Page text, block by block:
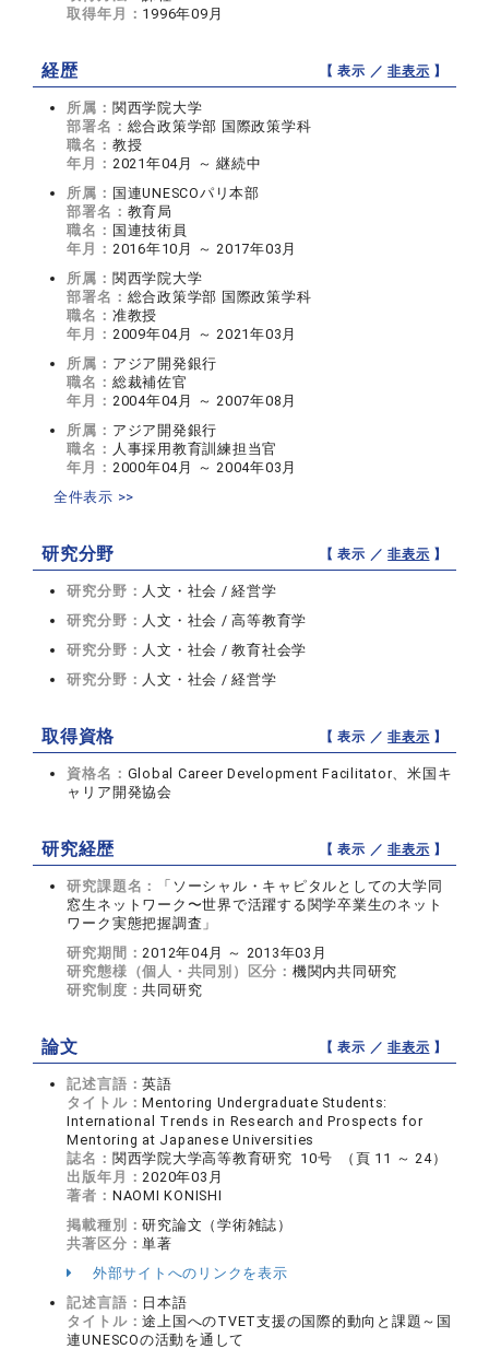
取得年月： 1996年09月
経歴 【 表示 ／非表示 】
所属： 関西学院大学
部署名： 総合政策学部 国際政策学科
職名： 教授
年月： 2021年04月 ～ 継続中
所属： 国連UNESCOパリ本部
部署名： 教育局
職名： 国連技術員
年月： 2016年10月 ～ 2017年03月
所属： 関西学院大学
部署名： 総合政策学部 国際政策学科
職名： 准教授
年月： 2009年04月 ～ 2021年03月
所属： アジア開発銀行
職名： 総裁補佐官
年月： 2004年04月 ～ 2007年08月
所属： アジア開発銀行
職名： 人事採用教育訓練担当官
年月： 2000年04月 ～ 2004年03月
全件表示 >>
研究分野 【 表示 ／非表示 】
研究分野： 人文・社会 / 経営学
研究分野： 人文・社会 / 高等教育学
研究分野： 人文・社会 / 教育社会学
研究分野： 人文・社会 / 経営学
取得資格 【 表示 ／非表示 】
資格名： Global Career Development Facilitator、米国キ
ャリア開発協会
研究経歴 【 表示 ／非表示 】
研究課題名：
「ソーシャル・キャピタルとしての大学同
窓生ネットワーク〜世界で活躍する関学卒業生のネット
ワーク実態把握調査」
研究期間：2012年04月 ～ 2013年03月
研究態様（個人・共同別）区分： 機関内共同研究
研究制度：共同研究
論文 【 表示 ／非表示 】
記述言語：英語
タイトル：Mentoring Undergraduate Students:
International Trends in Research and Prospects for
Mentoring at Japanese Universities
誌名： 関西学院大学高等教育研究 10号 （頁 11 ～ 24）
出版年月：2020年03月
著者： NAOMI KONISHI
掲載種別：研究論文（学術雑誌）
共著区分：単著
外部サイトへのリンクを表示
記述言語： 日本語
タイトル：途上国へのTVET支援の国際的動向と課題～国
連UNESCOの活動を通して